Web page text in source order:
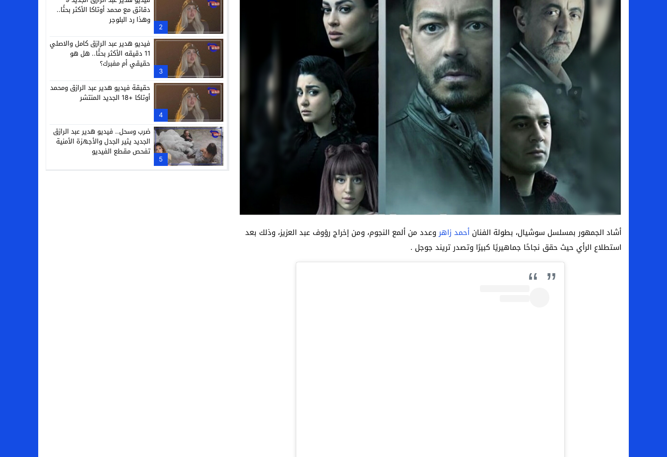
سامو كوستا في معسكر النصر السعودي.. هل انتهت أزمة العالمي المالية؟
إنهاء تعاقد سيف الدين الجزيري مع الزمالك رسميًا
من هي لوز مينديز زوجة إبراهيم دياز بعد خطفها للأنظار؟
الموصل العراقي يعلن ضم المهاجم يوسف أسامة نبيه
أشاد الجمهور بمسلسل سوشيال، بطولة الفنان أحمد زاهروعدد من ألمع النجوم، ومن إخراج رؤوف عبد العزيز، وذلك بعد
استطلاع الرأي حيث حقق نجاحًا جماهيريًا كبيرًا وتصدر تريند جوجل .
2
دقائق مع محمد أوتاكا الأكثر بحثًا..
وهذا رد البلوجر
3
فيديو هدير عبد الرازق كامل والاصلي
11 دقيقه الأكثر بحثًا.. هل هو
حقيقي أم مفبرك؟
4
حقيقة فيديو هدير عبد الرازق ومحمد
أوتاكا +18 الجديد المنتشر
5
ضرب وسحل.. فيديو هدير عبد الرازق
الجديد يثير الجدل والأجهزة الأمنية
تفحص مقطع الفيديو